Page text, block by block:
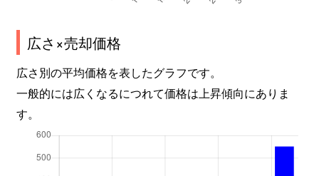
広さ×売却価格
広さ別の平均価格を表したグラフです。
一般的には広くなるにつれて価格は上昇傾向にありま
す。